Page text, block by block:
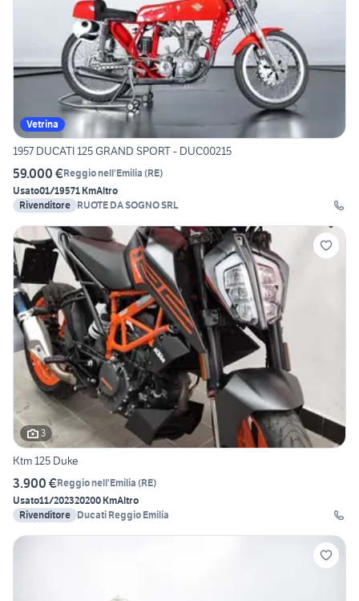
Vetrina
1957 DUCATI 125 GRAND SPORT - DUC00215
59.000 €Reggio nell'Emilia (RE)
Usato01/19571 KmAltro
Rivenditore RUOTE DA SOGNO SRL
3
Ktm 125 Duke
3.900 €Reggio nell'Emilia (RE)
Usato11/202320200 KmAltro
Rivenditore Ducati Reggio Emilia